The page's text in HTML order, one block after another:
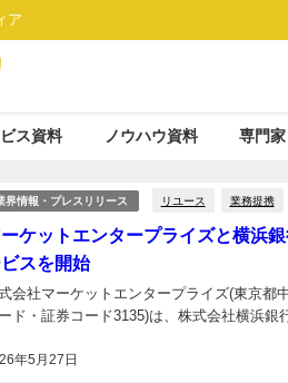
ア
ス資料 ノウハウ資料 専門
界情報・プレスリリース リユース 業務提携
ケットエンタープライズと横浜
スを開始
年5月27日
会社マーケットエンタープライズ(東京都
ド・証券コード3135)は、株式会社横浜銀